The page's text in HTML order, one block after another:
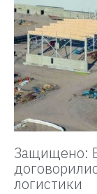
Защищено:
логистики